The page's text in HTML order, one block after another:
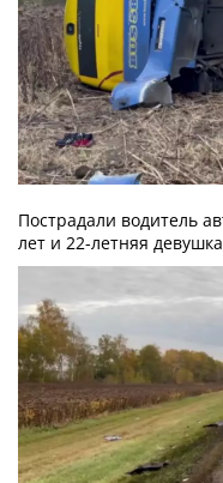
Пострадали водитель
лет и 22-летняя